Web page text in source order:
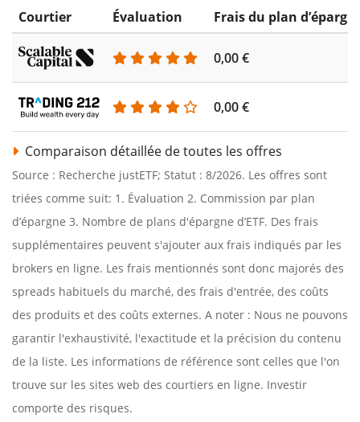
Courtier Évaluation Frais du plan
0,00 €
0,00 €
Comparaison détaillée de toutes les offres
Source : Recherche justETF; Statut : 8/2026. Les offres sont
triées comme suit: 1. Évaluation 2. Commission par plan
d’épargne 3. Nombre de plans d'épargne d’ETF. Des frais
supplémentaires peuvent s'ajouter aux frais indiqués par les
brokers en ligne. Les frais mentionnés sont donc majorés des
spreads habituels du marché, des frais d'entrée, des coûts
des produits et des coûts externes. A noter : Nous ne pouvons
garantir l'exhaustivité, l'exactitude et la précision du contenu
de la liste. Les informations de référence sont celles que l'on
trouve sur les sites web des courtiers en ligne. Investir
comporte des risques.